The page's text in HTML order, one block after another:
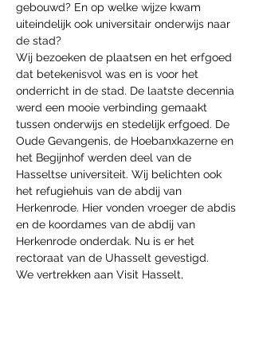
gebouwd? En op welke wijze kwam
uiteindelijk ook universitair onderwijs naar
de stad?
Wij bezoeken de plaatsen en het erfgoed
dat betekenisvol was en is voor het
onderricht in de stad. De laatste decennia
werd een mooie verbinding gemaakt
tussen onderwijs en stedelijk erfgoed. De
Oude Gevangenis, de Hoebanxkazerne en
het Begijnhof werden deel van de
Hasseltse universiteit. Wij belichten ook
het refugiehuis van de abdij van
Herkenrode. Hier vonden vroeger de abdis
en de koordames van de abdij van
Herkenrode onderdak. Nu is er het
rectoraat van de Uhasselt gevestigd.
We vertrekken aan Visit Hasselt,